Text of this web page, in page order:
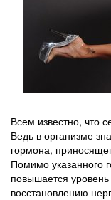
Всем известно, что
Ведь в организме
гормона,
Помимо указанного
повышается
восстановлению